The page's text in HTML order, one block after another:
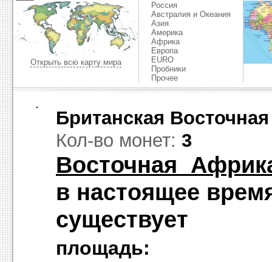
Открыть всю карту мира
Россия
Австралия и Океания
Азия
Америка
Африка
Европа
EURO
Пробники
Прочее
Британская
Кол-во монет: 3
Восточная
в настоящее
существует
площадь: